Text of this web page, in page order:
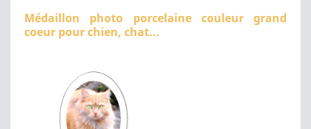
Médaillon photo porcelaine couleur grand
coeur pour chien, chat...